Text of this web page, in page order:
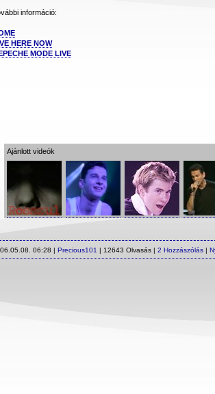
információ:
HERE NOW
MODE LIVE
Ajánlott videók
06:28 | Precious101 | 12643 Olvasás | 2 Hozzászólás |